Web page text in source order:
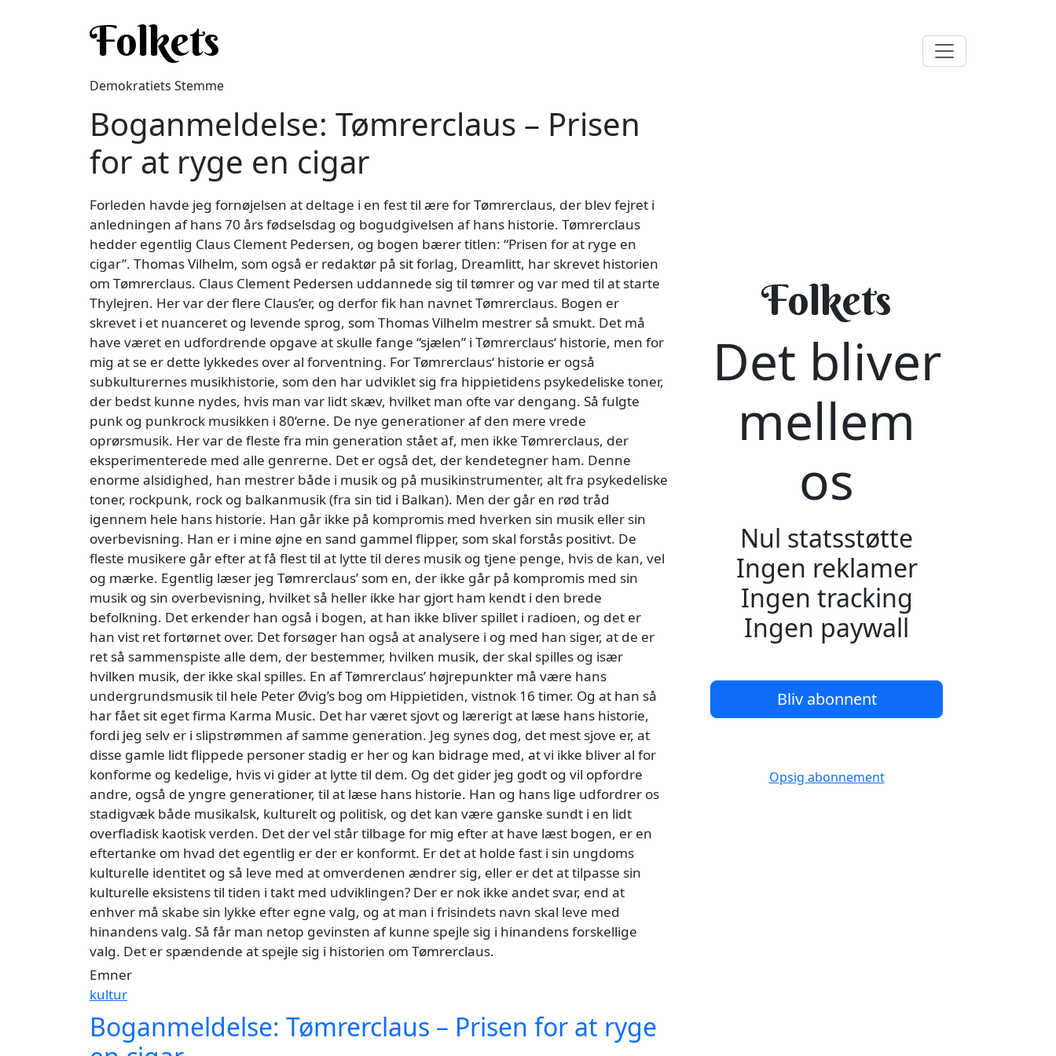
Folkets
Demokratiets Stemme
Boganmeldelse: Tømrerclaus – Prisen
for at ryge en cigar
Forleden havde jeg fornøjelsen at deltage i en fest til ære for Tømrerclaus, der blev fejret i
anledningen af hans 70 års fødselsdag og bogudgivelsen af hans historie. Tømrerclaus
hedder egentlig Claus Clement Pedersen, og bogen bærer titlen: “Prisen for at ryge en
cigar”. Thomas Vilhelm, som også er redaktør på sit forlag, Dreamlitt, har skrevet historien
om Tømrerclaus. Claus Clement Pedersen uddannede sig til tømrer og var med til at starte
Thylejren. Her var der flere Claus’er, og derfor fik han navnet Tømrerclaus. Bogen er
skrevet i et nuanceret og levende sprog, som Thomas Vilhelm mestrer så smukt. Det må
have været en udfordrende opgave at skulle fange “sjælen” i Tømrerclaus‘ historie, men for
mig at se er dette lykkedes over al forventning. For Tømrerclaus‘ historie er også
subkulturernes musikhistorie, som den har udviklet sig fra hippietidens psykedeliske toner,
der bedst kunne nydes, hvis man var lidt skæv, hvilket man ofte var dengang. Så fulgte
punk og punkrock musikken i 80‘erne. De nye generationer af den mere vrede
oprørsmusik. Her var de fleste fra min generation stået af, men ikke Tømrerclaus, der
eksperimenterede med alle genrerne. Det er også det, der kendetegner ham. Denne
enorme alsidighed, han mestrer både i musik og på musikinstrumenter, alt fra psykedeliske
toner, rockpunk, rock og balkanmusik (fra sin tid i Balkan). Men der går en rød tråd
igennem hele hans historie. Han går ikke på kompromis med hverken sin musik eller sin
overbevisning. Han er i mine øjne en sand gammel flipper, som skal forstås positivt. De
fleste musikere går efter at få flest til at lytte til deres musik og tjene penge, hvis de kan, vel
og mærke. Egentlig læser jeg Tømrerclaus’ som en, der ikke går på kompromis med sin
musik og sin overbevisning, hvilket så heller ikke har gjort ham kendt i den brede
befolkning. Det erkender han også i bogen, at han ikke bliver spillet i radioen, og det er
han vist ret fortørnet over. Det forsøger han også at analysere i og med han siger, at de er
ret så sammenspiste alle dem, der bestemmer, hvilken musik, der skal spilles og især
hvilken musik, der ikke skal spilles. En af Tømrerclaus’ højrepunkter må være hans
undergrundsmusik til hele Peter Øvig’s bog om Hippietiden, vistnok 16 timer. Og at han så
har fået sit eget firma Karma Music. Det har været sjovt og lærerigt at læse hans historie,
fordi jeg selv er i slipstrømmen af samme generation. Jeg synes dog, det mest sjove er, at
disse gamle lidt flippede personer stadig er her og kan bidrage med, at vi ikke bliver al for
konforme og kedelige, hvis vi gider at lytte til dem. Og det gider jeg godt og vil opfordre
andre, også de yngre generationer, til at læse hans historie. Han og hans lige udfordrer os
stadigvæk både musikalsk, kulturelt og politisk, og det kan være ganske sundt i en lidt
overfladisk kaotisk verden. Det der vel står tilbage for mig efter at have læst bogen, er en
eftertanke om hvad det egentlig er der er konformt. Er det at holde fast i sin ungdoms
kulturelle identitet og så leve med at omverdenen ændrer sig, eller er det at tilpasse sin
kulturelle eksistens til tiden i takt med udviklingen? Der er nok ikke andet svar, end at
enhver må skabe sin lykke efter egne valg, og at man i frisindets navn skal leve med
hinandens valg. Så får man netop gevinsten af kunne spejle sig i hinandens forskellige
valg. Det er spændende at spejle sig i historien om Tømrerclaus.
Emner
kultur
Boganmeldelse: Tømrerclaus – Prisen for at ryge
Folkets
Det bliver
mellem
os
Nul statsstøtte
Ingen reklamer
Ingen tracking
Ingen paywall
Bliv abonnent
Opsig abonnement